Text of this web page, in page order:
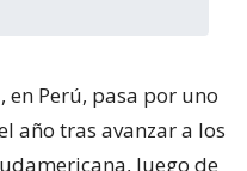
, en Perú, pasa por uno
año tras avanzar a los
luego de